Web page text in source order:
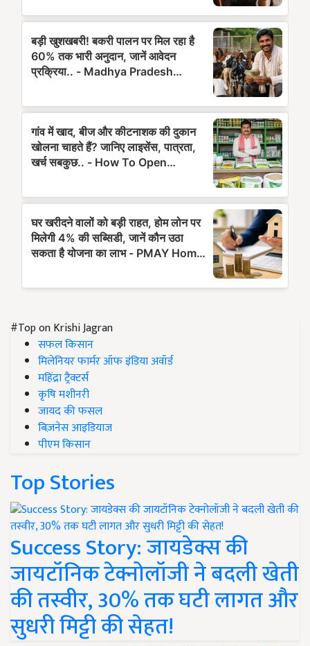
#Top on Krishi Jagran
सफल किसान
मिलेनियर फार्मर ऑफ इंडिया अवॉर्ड
महिंद्रा ट्रैक्टर्स
कृषि मशीनरी
जायद की फसल
बिज़नेस आइडियाज
पीएम किसान
Top Stories
Success Story: जायडेक्स की
जायटॉनिक टेक्नोलॉजी ने बदली खेती
की तस्वीर, 30% तक घटी लागत और
सुधरी मिट्टी की सेहत!